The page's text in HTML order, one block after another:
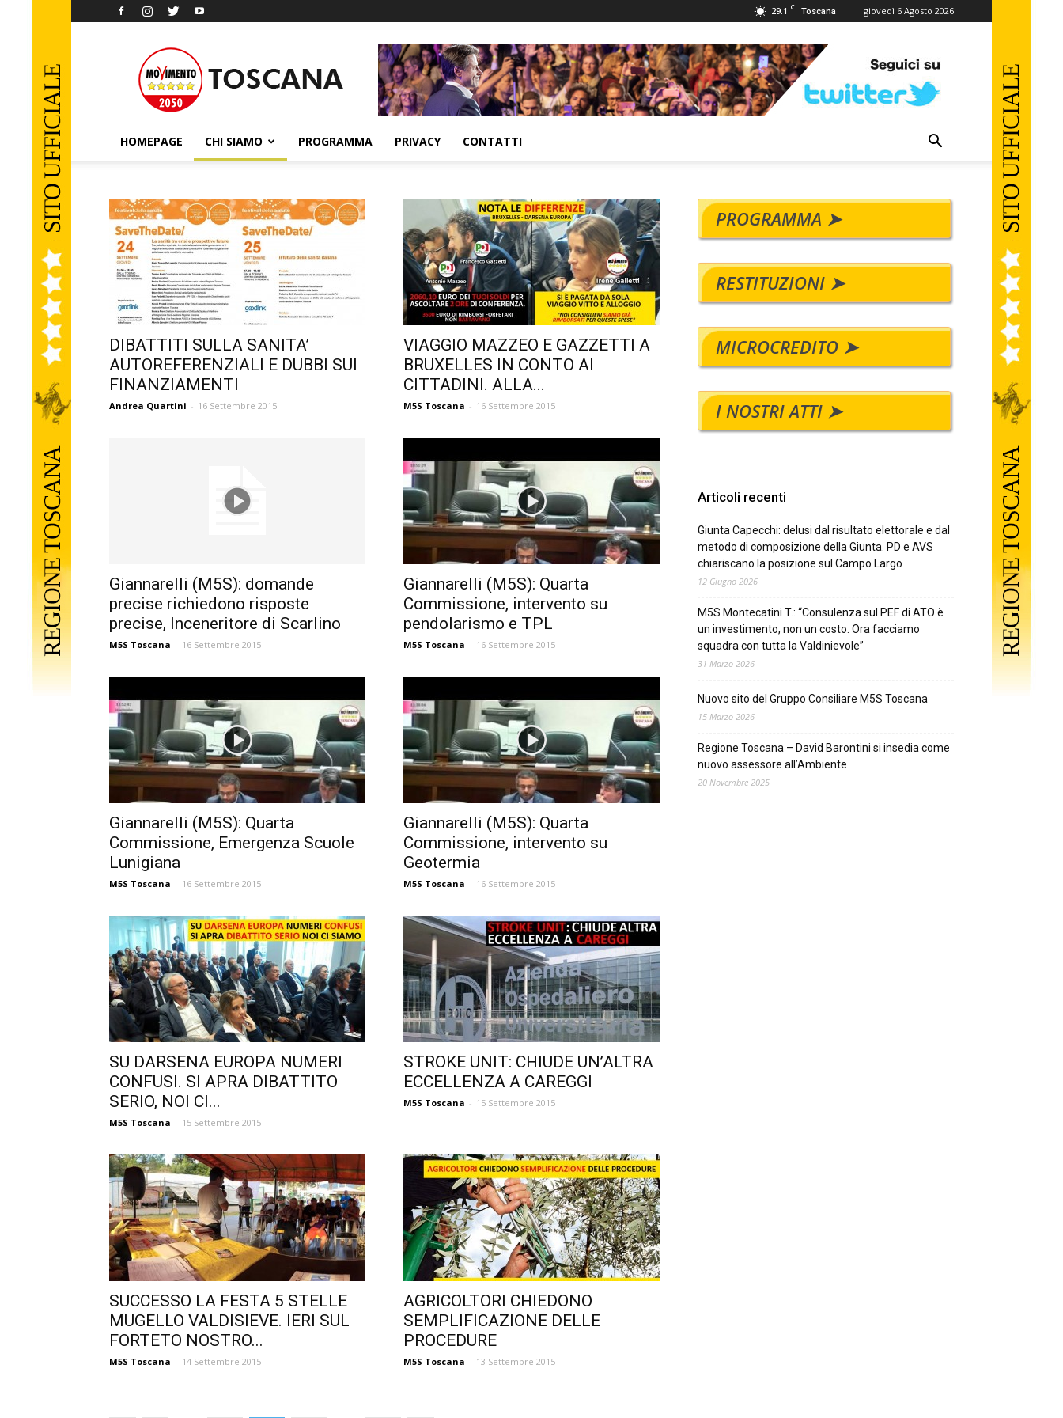
29.1 C Toscana giovedì 6 Agosto 2026
Movimento
5
Stelle
Toscana
HOMEPAGE CHI SIAMO PROGRAMMA PRIVACY CONTATTI
DIBATTITI SULLA SANITA’
AUTOREFERENZIALI E DUBBI SUI
FINANZIAMENTI
Andrea Quartini - 16 Settembre 2015
VIAGGIO MAZZEO E GAZZETTI A
BRUXELLES IN CONTO AI
CITTADINI. ALLA...
M5S Toscana - 16 Settembre 2015
Giannarelli (M5S): domande
precise richiedono risposte
precise, Inceneritore di Scarlino
M5S Toscana - 16 Settembre 2015
Giannarelli (M5S): Quarta
Commissione, intervento su
pendolarismo e TPL
M5S Toscana - 16 Settembre 2015
Giannarelli (M5S): Quarta
Commissione, Emergenza Scuole
Lunigiana
M5S Toscana - 16 Settembre 2015
Giannarelli (M5S): Quarta
Commissione, intervento su
Geotermia
M5S Toscana - 16 Settembre 2015
SU DARSENA EUROPA NUMERI
CONFUSI. SI APRA DIBATTITO
SERIO, NOI CI...
M5S Toscana - 15 Settembre 2015
STROKE UNIT: CHIUDE UN’ALTRA
ECCELLENZA A CAREGGI
M5S Toscana - 15 Settembre 2015
SUCCESSO LA FESTA 5 STELLE
MUGELLO VALDISIEVE. IERI SUL
FORTETO NOSTRO...
M5S Toscana - 14 Settembre 2015
AGRICOLTORI CHIEDONO
SEMPLIFICAZIONE DELLE
PROCEDURE
M5S Toscana - 13 Settembre 2015
PROGRAMMA ➤
RESTITUZIONI ➤
MICROCREDITO ➤
I NOSTRI ATTI ➤
Articoli recenti
Giunta Capecchi: delusi dal risultato elettorale e dal
metodo di composizione della Giunta. PD e AVS
chiariscano la posizione sul Campo Largo
12 Giugno 2026
M5S Montecatini T.: “Consulenza sul PEF di ATO è
un investimento, non un costo. Ora facciamo
squadra con tutta la Valdinievole”
31 Marzo 2026
Nuovo sito del Gruppo Consiliare M5S Toscana
15 Marzo 2026
Regione Toscana – David Barontini si insedia come
nuovo assessore all’Ambiente
20 Novembre 2025